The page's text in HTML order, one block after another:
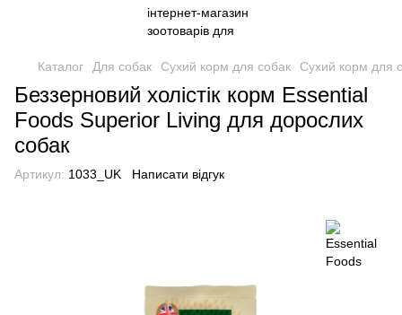
Каталог Для собак Сухий корм для собак Сухий корм для
Беззерновий холістік корм Essential
Foods Superior Living для дорослих
собак
Артикул: 1033_UK Написати відгук